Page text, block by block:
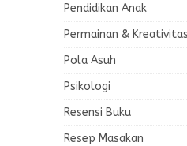
Pendidikan Anak
Permainan & Kreativitas
Pola Asuh
Psikologi
Resensi Buku
Resep Masakan